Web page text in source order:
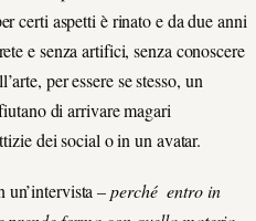
certi aspetti è rinato e da due anni
e senza artifici, senza conoscere
per essere se stesso, un
di arrivare magari
dei social o in un avatar.
un’intervista –perché entro in